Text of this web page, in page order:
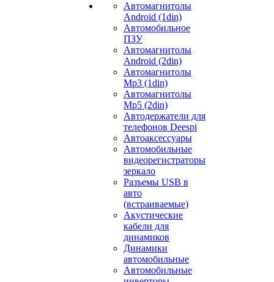
Автомагнитолы
Android (1din)
Автомобильное
ПЗУ
Автомагнитолы
Android (2din)
Автомагнитолы
Mp3 (1din)
Автомагнитолы
Mp5 (2din)
Автодержатели для
телефонов Deespi
Автоаксессуары
Автомобильные
видеорегистраторы
зеркало
Разъемы USB в
авто
(встраиваемые)
Акустические
кабели для
динамиков
Динамики
автомобильные
Автомобильные